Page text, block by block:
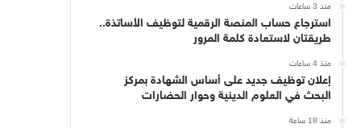
منذ 3 ساعات
استرجاع حساب المنصة الرقمية لتوظيف الأساتذة..
طريقتان لاستعادة كلمة المرور
منذ 4 ساعات
إعلان توظيف جديد على أساس الشهادة بمركز
البحث في العلوم الدينية وحوار الحضارات
منذ 18 ساعة